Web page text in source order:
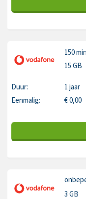
150 min
15 GB
Duur:
1 jaar
Eenmalig:
€0,00
3 GB